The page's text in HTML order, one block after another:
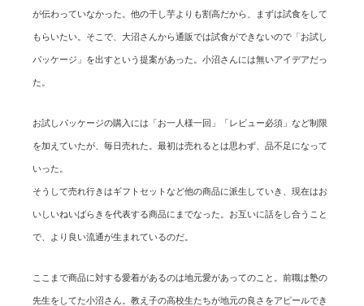
が伝わっていなかった。他の干し芋よりも割高だから、まずは試食をして
もらいたい。そこで、大沼さんから通販では試食ができないので「お試し
パッケージ」を出すという提案があった。小沼さんには無いアイデアだっ
た。
お試しパッケージの購入には「お一人様一回」「レビュー必須」など制限
を加えていたが、毎日売れた。最初は売れるとは思わず、品不足になって
いった。
そうして売れ行きはギフトセットなど他の商品に派生していき、現在はお
いしいねいばらきを代表する商品にまでなった。お互いに話をし合うこと
で、より良い流通が生まれているのだ。
ここまで商品に対する愛着があるのは地元愛があってのこと。前職は塾の
先生をしてた小沼さん。教え子の高校生たちが地元の良さをアピールでき